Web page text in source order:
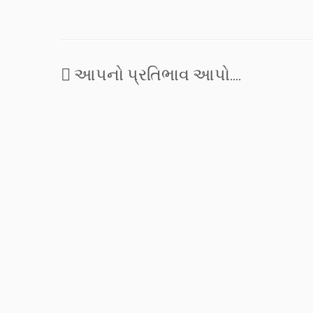
આપનો પ્રતિભાવ આપો....